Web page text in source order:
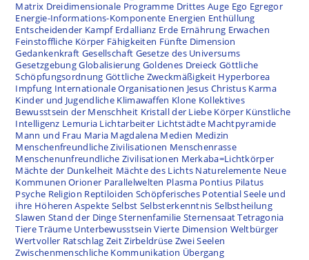
Matrix Dreidimensionale Programme Drittes Auge Ego Egregor
Energie-Informations-Komponente Energien Enthüllung
Entscheidender Kampf Erdallianz Erde Ernährung Erwachen
Feinstoffliche Körper Fähigkeiten Fünfte Dimension
Gedankenkraft Gesellschaft Gesetze des Universums
GesetzgebungGlobalisierung Goldenes Dreieck Göttliche
Schöpfungsordnung Göttliche Zweckmäßigkeit Hyperborea
Impfung Internationale Organisationen Jesus Christus Karma
Kinder und Jugendliche Klimawaffen Klone Kollektives
Bewusstsein der Menschheit Kristall der Liebe Körper Künstliche
Intelligenz Lemuria Lichtarbeiter Lichtstädte Machtpyramide
Mann und Frau Maria Magdalena Medien Medizin
Menschenfreundliche Zivilisationen Menschenrasse
Menschenunfreundliche Zivilisationen Merkaba=Lichtkörper
Mächte der Dunkelheit Mächte des Lichts Naturelemente Neue
Kommunen Orioner Parallelwelten Plasma Pontius Pilatus
Psyche Religion Reptiloiden Schöpferisches PotentialSeele und
ihre Höheren Aspekte Selbst Selbsterkenntnis Selbstheilung
Slawen Stand der DingeSternenfamilie SternensaatTetragonia
TiereTräume Unterbewusstsein Vierte Dimension Weltbürger
Wertvoller Ratschlag ZeitZirbeldrüse Zwei Seelen
Zwischenmenschliche Kommunikation Übergang